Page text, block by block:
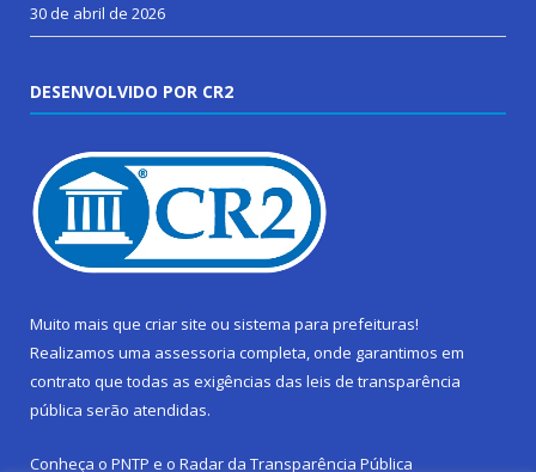
30 de abril de 2026
DESENVOLVIDO POR CR2
Muito mais que criar site ou sistema para prefeituras!
Realizamos uma assessoria completa, onde garantimos em
contrato que todas as exigências das leis de transparência
pública serão atendidas.
Conheça o PNTP e o Radar da Transparência Pública